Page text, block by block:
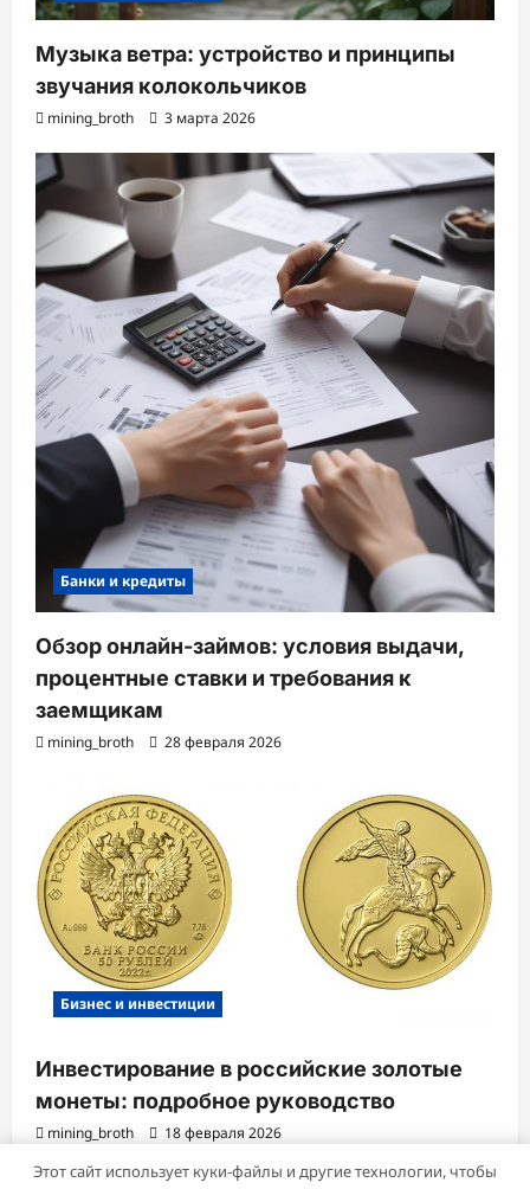
Музыка ветра: устройство и принципы
звучания колокольчиков
mining_broth 3 марта 2026
Банки и кредиты
Обзор онлайн-займов: условия выдачи,
процентные ставки и требования к
заемщикам
mining_broth 28 февраля 2026
Бизнес и инвестиции
Инвестирование в российские золотые
монеты: подробное руководство
mining_broth 18 февраля 2026
Этот сайт использует куки-файлы и другие технологии, чтобы